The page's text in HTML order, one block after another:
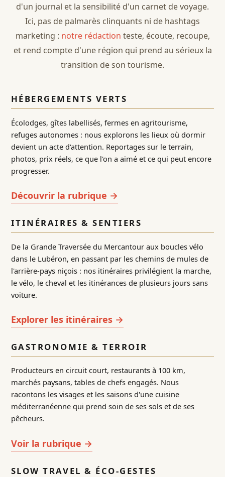
d'un journal et la sensibilité d'un carnet de voyage.
Ici, pas de palmarès clinquants ni de hashtags
marketing : notre rédaction teste, écoute, recoupe,
et rend compte d'une région qui prend au sérieux la
transition de son tourisme.
HÉBERGEMENTS VERTS
Écolodges, gîtes labellisés, fermes en agritourisme,
refuges autonomes : nous explorons les lieux où dormir
devient un acte d'attention. Reportages sur le terrain,
photos, prix réels, ce que l'on a aimé et ce qui peut encore
progresser.
Découvrir la rubrique →
ITINÉRAIRES & SENTIERS
De la Grande Traversée du Mercantour aux boucles vélo
dans le Lubéron, en passant par les chemins de mules de
l'arrière-pays niçois : nos itinéraires privilégient la marche,
le vélo, le cheval et les itinérances de plusieurs jours sans
voiture.
Explorer les itinéraires →
GASTRONOMIE & TERROIR
Producteurs en circuit court, restaurants à 100 km,
marchés paysans, tables de chefs engagés. Nous
racontons les visages et les saisons d'une cuisine
méditerranéenne qui prend soin de ses sols et de ses
pêcheurs.
Voir la rubrique →
SLOW TRAVEL & ÉCO-GESTES